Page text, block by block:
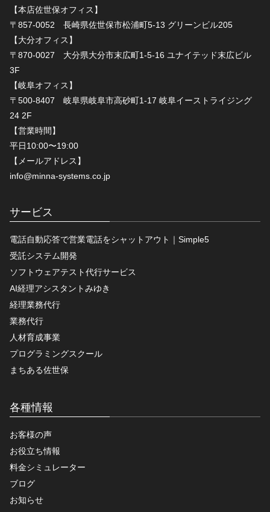
【本店佐世保オフィス】
〒857-0052 長崎県佐世保市松浦町5-13 グリーンビル205
【大分オフィス】
〒870-0027 大分県大分市末広町1-5-16 ユナイテッド末広ビル
3F
【岐阜オフィス】
〒500-8407 岐阜県岐阜市高砂町1-17 岐阜イーストライジング
24 2F
【営業時間】
平日10:00〜19:00
【メールアドレス】
info@minna-systems.co.jp
サービス
電話自動応答で営業電話をシャットアウト｜Simple5
受託システム開発
ソフトウェアテスト代行サービス
AI経理アシスタントみゆき
経理業務代行
業務代行
人材育成事業
プログラミングスクール
まちある佐世保
各種情報
お客様の声
お役立ち情報
料金シミュレーター
ブログ
お知らせ